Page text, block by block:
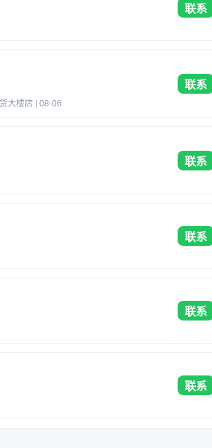
联系
大楼店 | 08-06
联系
联系
联系
联系
联系